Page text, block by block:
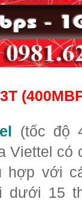
(tốc độ
Viettel có
hợp với
dưới 15